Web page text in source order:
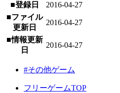
■登録日
2016-04-27
■ファイル
更新日
2016-04-27
■情報更新
日
2016-04-27
#その他ゲーム
フリーゲームTOP